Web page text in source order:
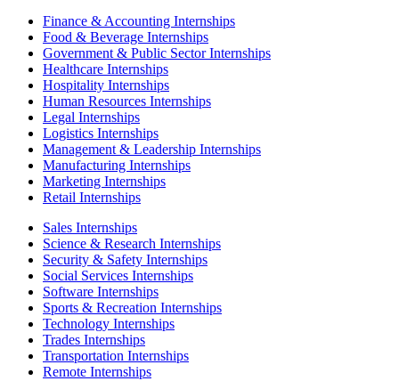
Finance & Accounting Internships
Food & Beverage Internships
Government & Public Sector Internships
Healthcare Internships
Hospitality Internships
Human Resources Internships
Legal Internships
Logistics Internships
Management & Leadership Internships
Manufacturing Internships
Marketing Internships
Retail Internships
Sales Internships
Science & Research Internships
Security & Safety Internships
Social Services Internships
Software Internships
Sports & Recreation Internships
Technology Internships
Trades Internships
Transportation Internships
Remote Internships